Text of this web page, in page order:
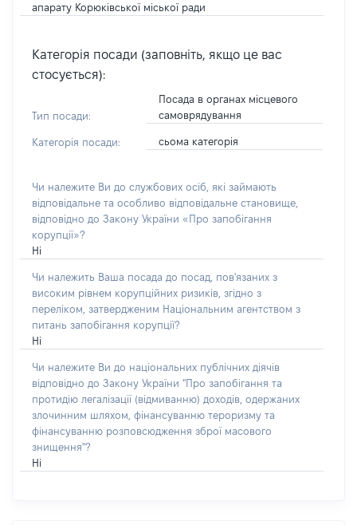
апарату Корюківської міської ради
Категорія посади (заповніть, якщо це вас
стосується):
Тип посади:
Посада в органах місцевого
самоврядування
Категорія посади: сьома категорія
Чи належите Ви до службових осіб, які займають
відповідальне та особливо відповідальне становище,
відповідно до Закону України «Про запобігання
корупції»?
Ні
Чи належить Ваша посада до посад, пов'язаних з
високим рівнем корупційних ризиків, згідно з
переліком, затвердженим Національним агентством з
питань запобігання корупції?
Ні
Чи належите Ви до національних публічних діячів
відповідно до Закону України "Про запобігання та
протидію легалізації (відмиванню) доходів, одержаних
злочинним шляхом, фінансуванню тероризму та
фінансуванню розповсюдження зброї масового
знищення"?
Ні